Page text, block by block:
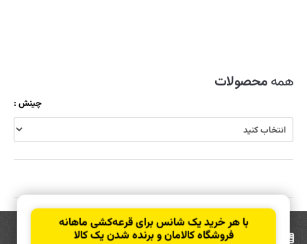
ظروف نگهدارنده
قابلمه
قاشق و چنگال
کولر
کتری و قوری
کیک پز
همهمحصولات
چینش :
عضویت در خبرنامه
با هر خرید یک شانس برای قرعه‌کشی ماهانه
فروشگاه کالامان و برنده شدن یک کالا